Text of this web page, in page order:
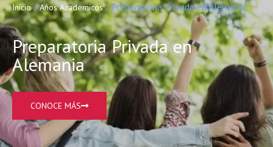
Inicio/Años Academicos/ Preparatoria Privada en Alemania
Preparatoria Privada en
Alemania
CONOCE MÁS